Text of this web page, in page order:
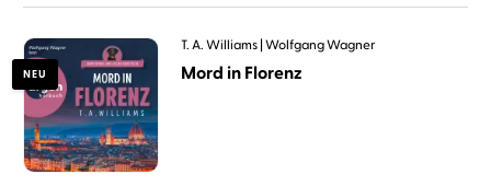
NEU
T. A. Williams Wolfgang Wagner
Mord in Florenz